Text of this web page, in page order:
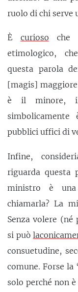
ruolo di chi serve
È curioso che
etimologico,
questa parola
[magis]
è il minore,
pubblici uffici di
Infine,
riguarda questa
ministro è
chiamarla? La
Senza volere
si può
consuetudine,
comune. Forse
solo perché non